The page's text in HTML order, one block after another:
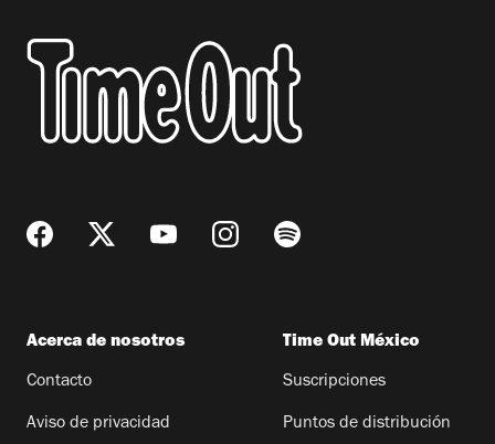
Acerca de nosotros
Contacto
Aviso de privacidad
Time Out México
Suscripciones
Puntos de distribución